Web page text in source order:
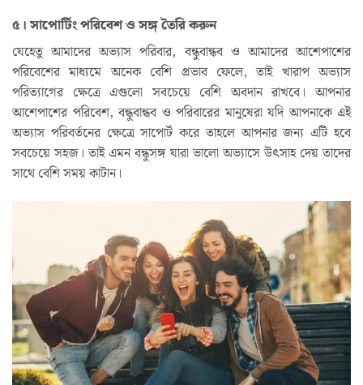
৫। সাপোর্টিং পরিবেশ ও সঙ্গ তৈরি করুন
যেহেতু আমাদের অভ্যাস পরিবার, বন্ধুবান্ধব ও আমাদের আশেপাশের
পরিবেশের মাধ্যমে অনেক বেশি প্রভাব ফেলে, তাই খারাপ অভ্যাস
পরিত্যাগের ক্ষেত্রে এগুলো সবচেয়ে বেশি অবদান রাখবে। আপনার
আশেপাশের পরিবেশ, বন্ধুবান্ধব ও পরিবারের মানুষেরা যদি আপনাকে এই
অভ্যাস পরিবর্তনের ক্ষেত্রে সাপোর্ট করে তাহলে আপনার জন্য এটি হবে
সবচেয়ে সহজ। তাই এমন বন্ধুসঙ্গ যারা ভালো অভ্যাসে উৎসাহ দেয় তাদের
সাথে বেশি সময় কাটান।